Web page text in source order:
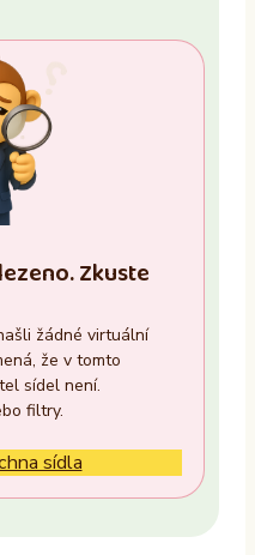
Zkuste
žádné virtuální
že v tomto
sídel není.
filtry.
sídla